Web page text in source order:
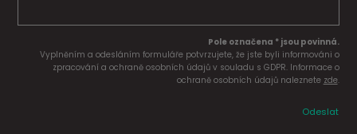
Pole označena * jsou povinná.
Vyplněním a odesláním formuláře potvrzujete, že jste byli informováni o
zpracování a ochraně osobních údajů v souladu s GDPR. Informace o
ochraně osobních údajů naleznete zde.
Odeslat